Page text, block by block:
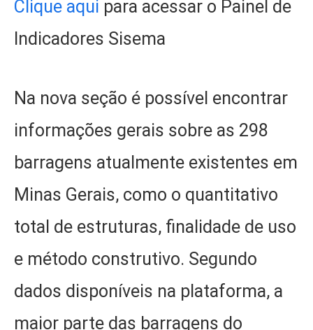
Clique aqui para acessar o Painel de
Indicadores Sisema
Na nova seção é possível encontrar
informações gerais sobre as 298
barragens atualmente existentes em
Minas Gerais, como o quantitativo
total de estruturas, finalidade de uso
e método construtivo. Segundo
dados disponíveis na plataforma, a
maior parte das barragens do